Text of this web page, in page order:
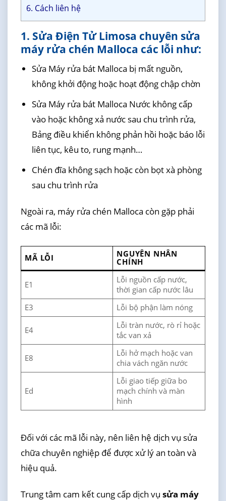
6. Cách liên hệ
1. Sửa Điện Tử Limosa chuyên sửa
máy rửa chén Malloca các lỗi như:
Sửa Máy rửa bát Malloca bị mất nguồn,
không khởi động hoặc hoạt động chập chờn
Sửa Máy rửa bát Malloca Nước không cấp
vào hoặc không xả nước sau chu trình rửa,
Bảng điều khiển không phản hồi hoặc báo lỗi
liên tục, kêu to, rung mạnh…
Chén đĩa không sạch hoặc còn bọt xà phòng
sau chu trình rửa
Ngoài ra, máy rửa chén Malloca còn gặp phải
các mã lỗi:
MÃ LỖI NGUYÊN NHÂN
CHÍNH
E1
Lỗi nguồn cấp nước,
thời gian cấp nước lâu
E3
Lỗi bộ phận làm nóng
E4
Lỗi tràn nước, rò rỉ hoặc
tắc van xả
E8
Lỗi hở mạch hoặc van
chia vách ngăn nước
Ed
Lỗi giao tiếp giữa bo
mạch chính và màn
hình
Đối với các mã lỗi này, nên liên hệ dịch vụ sửa
chữa chuyên nghiệp để được xử lý an toàn và
hiệu quả.
Trung tâm cam kết cung cấp dịch vụ sửa máy